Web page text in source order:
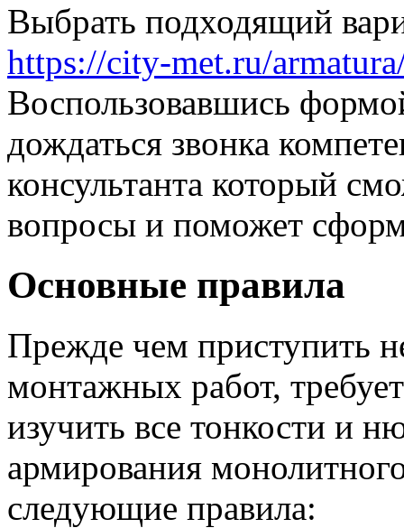
Выбрать подходящий
https://city-met.ru/
Воспользовавшись
дождаться звонка
консультанта который
вопросы и поможет
Основные правила
Прежде чем приступить
монтажных работ,
изучить все тонкости и
армирования
следующие правила: